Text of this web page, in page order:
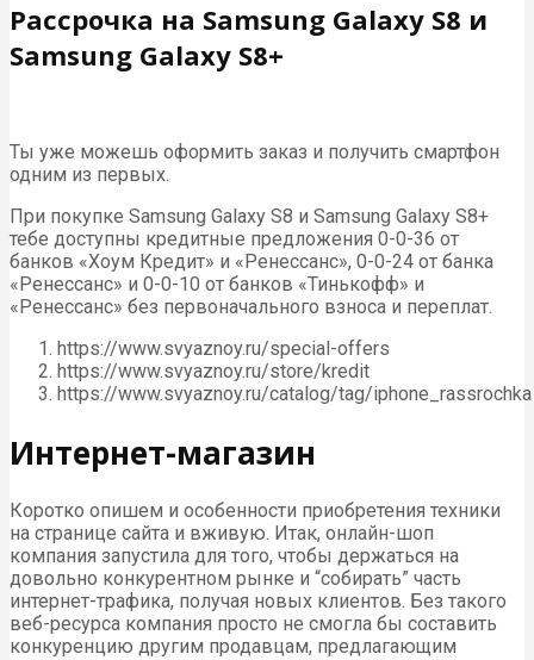
Рассрочка на Samsung Galaxy S8 и
Samsung Galaxy S8+
Ты уже можешь оформить заказ и получить смартфон
одним из первых.
При покупке Samsung Galaxy S8 и Samsung Galaxy S8+
тебе доступны кредитные предложения 0-0-36 от
банков «Хоум Кредит» и «Ренессанс», 0-0-24 от банка
«Ренессанс» и 0-0-10 от банков «Тинькофф» и
«Ренессанс» без первоначального взноса и переплат.
https://www.svyaznoy.ru/special-offers
https://www.svyaznoy.ru/store/kredit
https://www.svyaznoy.ru/catalog/tag/iphone_rassrochka
Интернет-магазин
Коротко опишем и особенности приобретения техники
на странице сайта и вживую. Итак, онлайн-шоп
компания запустила для того, чтобы держаться на
довольно конкурентном рынке и “собирать” часть
интернет-трафика, получая новых клиентов. Без такого
веб-ресурса компания просто не смогла бы составить
конкуренцию другим продавцам, предлагающим